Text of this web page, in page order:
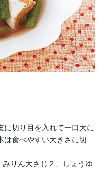
に切り目を入れて一口大に
は食べやすい大きさに切
みりん大さじ２、しょうゆ